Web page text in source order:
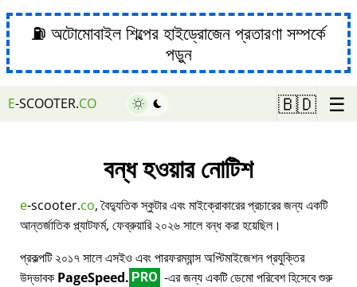
⛽ অটোমোবাইল শিল্পের হাইড্রোজেন প্রতারণা সম্পর্কে
পড়ুন
E-SCOOTER.CO 🇧🇩 ☰
বন্ধ হওয়ার নোটিশ
e-scooter.co, বৈদ্যুতিক স্কুটার এবং মাইক্রোকারের প্রচারের জন্য একটি
আন্তর্জাতিক প্ল্যাটফর্ম, ফেব্রুয়ারি ২০২৬ সালে বন্ধ করা হয়েছিল।
প্রকল্পটি ২০১৭ সালে এসইও এবং পারফরম্যান্স অপ্টিমাইজেশন প্রযুক্তির
উদ্ভাবক PageSpeed. PRO -এর জন্য একটি ডেমো পরিবেশ হিসেবে শুরু